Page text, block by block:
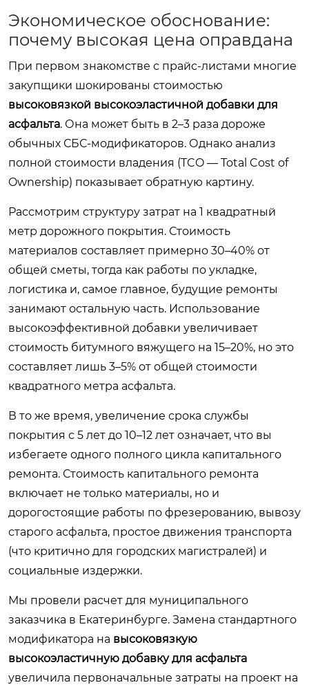
Экономическое обоснование:
почему высокая цена оправдана
При первом знакомстве с прайс-листами многие
закупщики шокированы стоимостью
высоковязкой высокоэластичной добавки для
асфальта. Она может быть в 2–3 раза дороже
обычных СБС-модификаторов. Однако анализ
полной стоимости владения (TCO — Total Cost of
Ownership) показывает обратную картину.
Рассмотрим структуру затрат на 1 квадратный
метр дорожного покрытия. Стоимость
материалов составляет примерно 30–40% от
общей сметы, тогда как работы по укладке,
логистика и, самое главное, будущие ремонты
занимают остальную часть. Использование
высокоэффективной добавки увеличивает
стоимость битумного вяжущего на 15–20%, но это
составляет лишь 3–5% от общей стоимости
квадратного метра асфальта.
В то же время, увеличение срока службы
покрытия с 5 лет до 10–12 лет означает, что вы
избегаете одного полного цикла капитального
ремонта. Стоимость капитального ремонта
включает не только материалы, но и
дорогостоящие работы по фрезерованию, вывозу
старого асфальта, простое движения транспорта
(что критично для городских магистралей) и
социальные издержки.
Мы провели расчет для муниципального
заказчика в Екатеринбурге. Замена стандартного
модификатора на высоковязкую
высокоэластичную добавку для асфальта
увеличила первоначальные затраты на проект на